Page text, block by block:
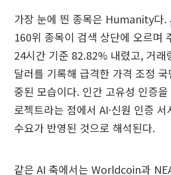
가장 눈에 띈 종목은 Humanity다.
160위 종목이 검색 상단에 오르며
24시간 기준 82.82% 내렸고, 거래
달러를 기록해 급격한 가격 조정
중된 모습이다. 인간 고유성 인증
로젝트라는 점에서 AI·신원 인증
수요가 반영된 것으로 해석된다.
같은 AI 축에서는 Worldcoin과